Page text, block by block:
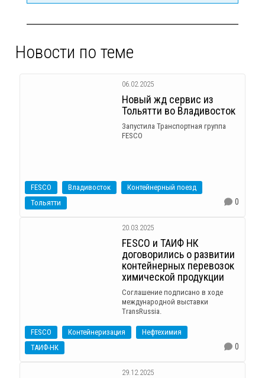
Новости по теме
06.02.2025
Новый жд сервис из
Тольятти во Владивосток
Запустила Транспортная группа
FESCO
FESCO Владивосток
Контейнерный поезд
Тольятти
0
20.03.2025
FESCO и ТАИФ НК
договорились о развитии
контейнерных перевозок
химической продукции
Соглашение подписано в ходе
международной выставки
TransRussia.
FESCO Контейнеризация
Нефтехимия
ТАИФ-НК
0
29.12.2025